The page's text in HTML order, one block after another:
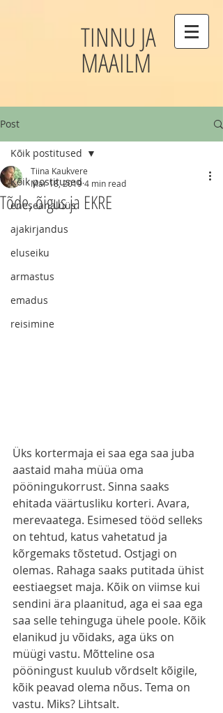
TINNU JA
MAAILM
Post
Kõik postitused
eneseanalüüs
ajakirjandus
eluseiku
armastus
emadus
reisimine
Kõik postitused
Tõde, õigus ja EKRE
Tiina Kaukvere
Mar 18, 20194 min read
Üks kortermaja ei saa ega saa juba
aastaid maha müüa oma
pööningukorrust. Sinna saaks
ehitada väärtusliku korteri. Avara,
merevaatega. Esimesed tööd selleks
on tehtud, katus vahetatud ja
kõrgemaks tõstetud. Ostjagi on
olemas. Rahaga saaks putitada ühist
eestiaegset maja. Kõik on viimse kui
sendini ära plaanitud, aga ei saa ega
saa selle tehinguga ühele poole. Kõik
elanikud ju võidaks, aga üks on
müügi vastu. Mõtteline osa
pööningust kuulub võrdselt kõigile,
kõik peavad olema nõus. Tema on
vastu. Miks? Lihtsalt.